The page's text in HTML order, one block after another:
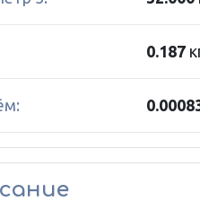
0.187